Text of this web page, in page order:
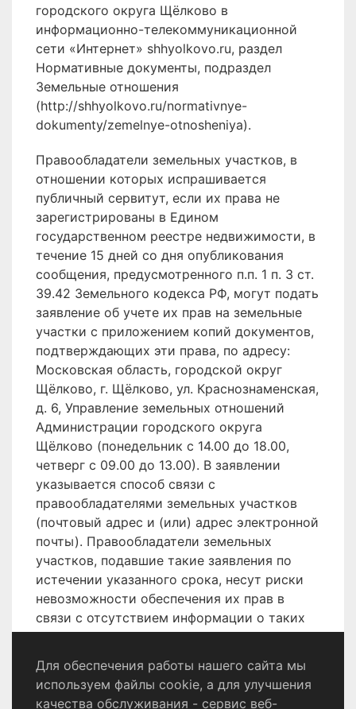
городского округа Щёлково в
информационно-телекоммуникационной
сети «Интернет» shhyolkovo.ru, раздел
Нормативные документы, подраздел
Земельные отношения
(http://shhyolkovo.ru/normativnye-
dokumenty/zemelnye-otnosheniya).
Правообладатели земельных участков, в
отношении которых испрашивается
публичный сервитут, если их права не
зарегистрированы в Едином
государственном реестре недвижимости, в
течение 15 дней со дня опубликования
сообщения, предусмотренного п.п. 1 п. 3 ст.
39.42 Земельного кодекса РФ, могут подать
заявление об учете их прав на земельные
участки с приложением копий документов,
подтверждающих эти права, по адресу:
Московская область, городской округ
Щёлково, г. Щёлково, ул. Краснознаменская,
д. 6, Управление земельных отношений
Администрации городского округа
Щёлково (понедельник с 14.00 до 18.00,
четверг с 09.00 до 13.00). В заявлении
указывается способ связи с
правообладателями земельных участков
(почтовый адрес и (или) адрес электронной
почты). Правообладатели земельных
участков, подавшие такие заявления по
истечении указанного срока, несут риски
невозможности обеспечения их прав в
связи с отсутствием информации о таких
лицах и их правах на земельные участки.
Политика конфиденциальности
Для обеспечения работы нашего сайта мы
используем файлы cookie, а для улучшения
качества обслуживания - сервис веб-